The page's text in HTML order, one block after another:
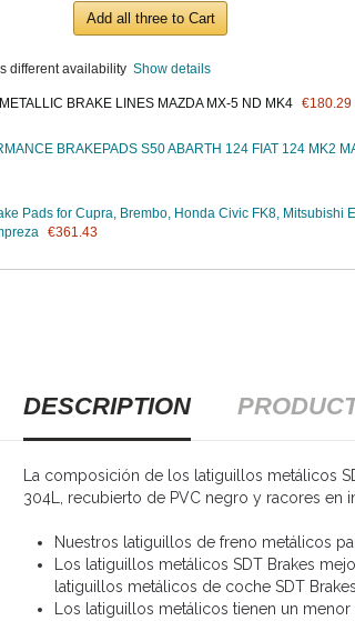
Add all three to Cart
different availability Show details
BRAKE LINES MAZDA MX-5 ND MK4 €180.29
BRAKEPADS S50 ABARTH 124 FIAT 124 MK2
Pads for Cupra, Brembo, Honda Civic FK8, Mitsubishi
€361.43
DESCRIPTION
La composición de los latiguillos metálicos
304L, recubierto de PVC negro y racores en
Nuestros latiguillos de freno metálicos
Los latiguillos metálicos SDT Brakes
latiguillos metálicos de coche SDT
Los latiguillos metálicos tienen un